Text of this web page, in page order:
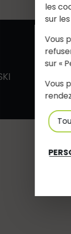
les
sur
Vous
sur «
Vous